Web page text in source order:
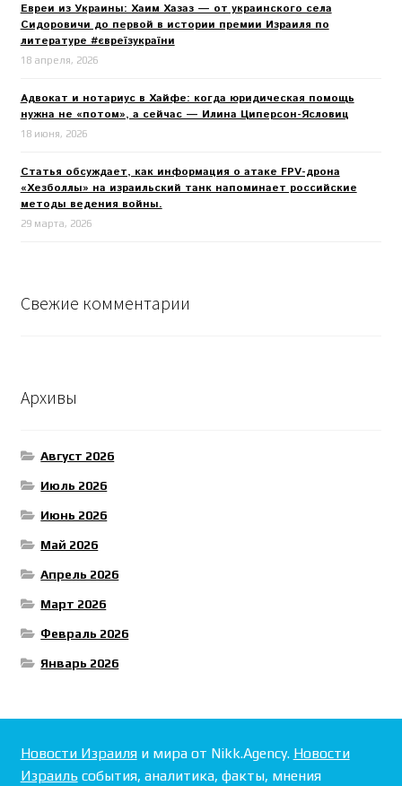
Евреи из Украины: Хаим Хазаз — от украинского села
Сидоровичи до первой в истории премии Израиля по
литературе #євреїзукраїни
18 апреля, 2026
Адвокат и нотариус в Хайфе: когда юридическая помощь
нужна не «потом», а сейчас — Илина Циперсон-Ясловиц
18 июня, 2026
Статья обсуждает, как информация о атаке FPV-дрона
«Хезболлы» на израильский танк напоминает российские
методы ведения войны.
29 марта, 2026
Свежие комментарии
Архивы
Август 2026
Июль 2026
Июнь 2026
Май 2026
Апрель 2026
Март 2026
Февраль 2026
Январь 2026
Новости Израиляи мира от Nikk.Agency. Новости
Израильсобытия, аналитика, факты, мнения